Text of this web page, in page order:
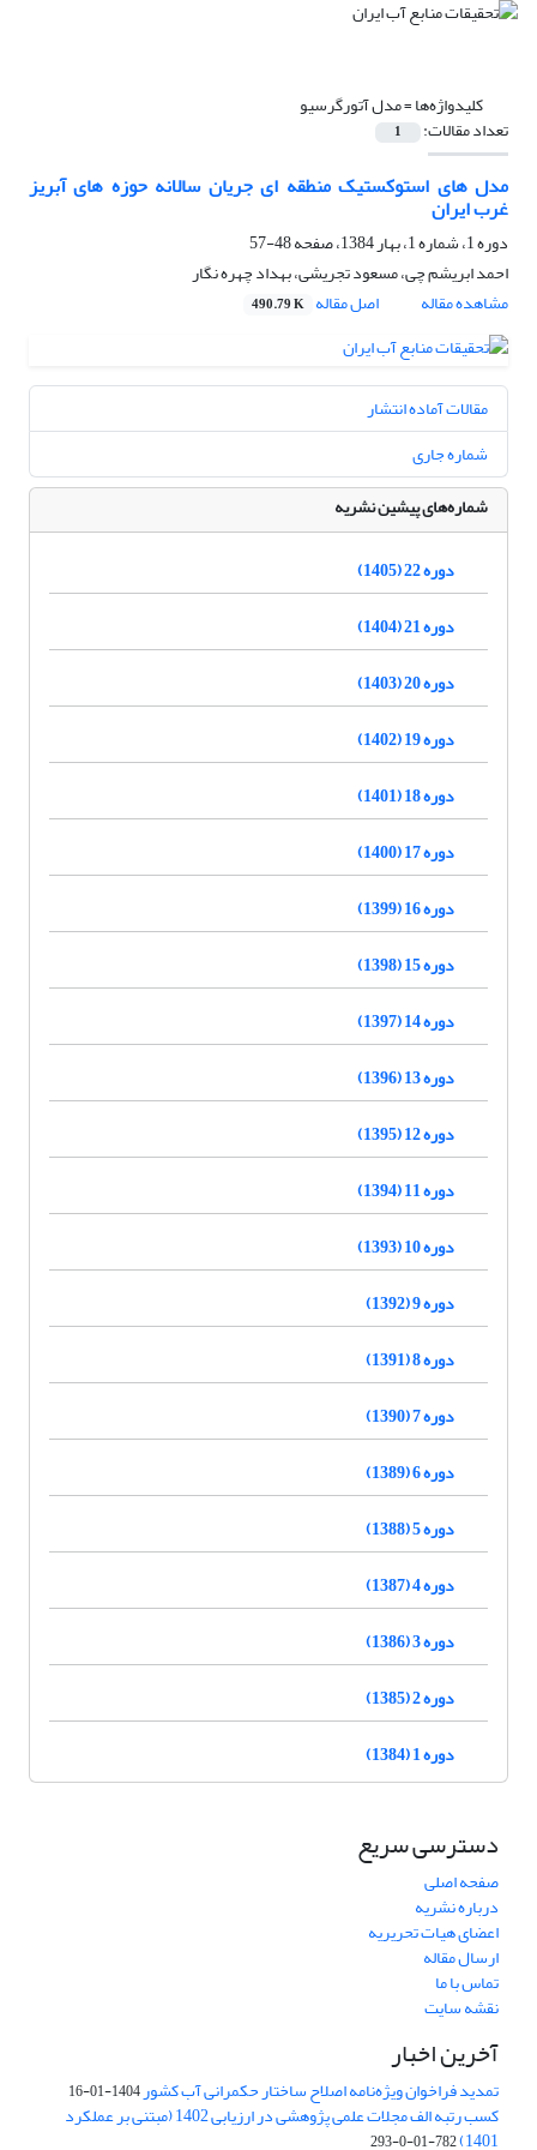
کلیدواژه‌ها =مدل آتورگرسیو
تعداد مقالات: 1
مدل های استوکستیک منطقه ای جریان سالانه حوزه های آبریز
غرب ایران
دوره 1، شماره 1، بهار 1384، صفحه
48-57
احمد ابریشم چی، مسعود تجریشی، بهداد چهره نگار
مشاهده مقاله
اصل مقاله 490.79 K
مقالات آماده انتشار
شماره جاری
شماره‌های پیشین نشریه
دوره 22 (1405)
دوره 21 (1404)
دوره 20 (1403)
دوره 19 (1402)
دوره 18 (1401)
دوره 17 (1400)
دوره 16 (1399)
دوره 15 (1398)
دوره 14 (1397)
دوره 13 (1396)
دوره 12 (1395)
دوره 11 (1394)
دوره 10 (1393)
دوره 9 (1392)
دوره 8 (1391)
دوره 7 (1390)
دوره 6 (1389)
دوره 5 (1388)
دوره 4 (1387)
دوره 3 (1386)
دوره 2 (1385)
دوره 1 (1384)
دسترسی سریع
صفحه اصلی
درباره نشریه
اعضای هیات تحریریه
ارسال مقاله
تماس با ما
نقشه سایت
آخرین اخبار
تمدید فراخوان ویژه‌نامه اصلاح ساختار حکمرانی آب کشور1404-01-16
کسب رتبه الف مجلات علمی پژوهشی در ارزیابی 1402 (مبتنی بر عملکرد
1401)
782-01-0-293